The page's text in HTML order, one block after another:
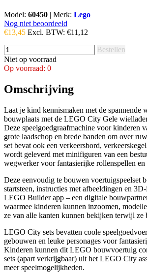
Model: 60450 | Merk: Lego
Nog niet beoordeeld
€13,45 Excl. BTW: €11,12
Bestellen
Niet op voorraad
Op voorraad: 0
Omschrijving
Laat je kind kennismaken met de spannende
bouwplaats met de LEGO City Gele
Deze speelgoedgraafmachine voor kinderen
grote laadschop en brede banden om over
set bevat ook een verkeersbord,
wordt geleverd met minifiguren van een
wegwerker voor fantasierijke rollenspellen en
Deze eenvoudig te bouwen voertuigspeelset
startsteen, instructies met afbeeldingen en
LEGO Builder app – een digitale
waarmee kinderen kunnen inzoomen,
ze van alle kanten kunnen bekijken terwijl ze
LEGO City sets bevatten coole
gebouwen en leuke personages voor
Kinderen kunnen dit LEGO bouwvoertuig
sets (apart verkrijgbaar) uit het LEGO City
meer speelmogelijkheden.